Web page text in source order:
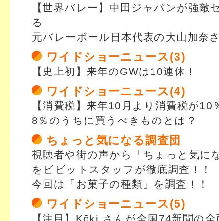
【世界バレー】中田ジャパンが強敵
る
元バレーボール日本代表の大山加奈
ワイドショーニュース(3)
【史上初】来年のGWは10連休！
ワイドショーニュース(4)
【消費税】来年10月より消費税が10
8％のうちに買うべきものとは？
ちょっと気になる調査団
視聴者や街の声から「ちょっと気に
をビビットスタッフが徹底調査！！
今回は「お菓子の種類」を調査！！
ワイドショーニュース(5)
【注目】Kōki,さんが全国74新聞の